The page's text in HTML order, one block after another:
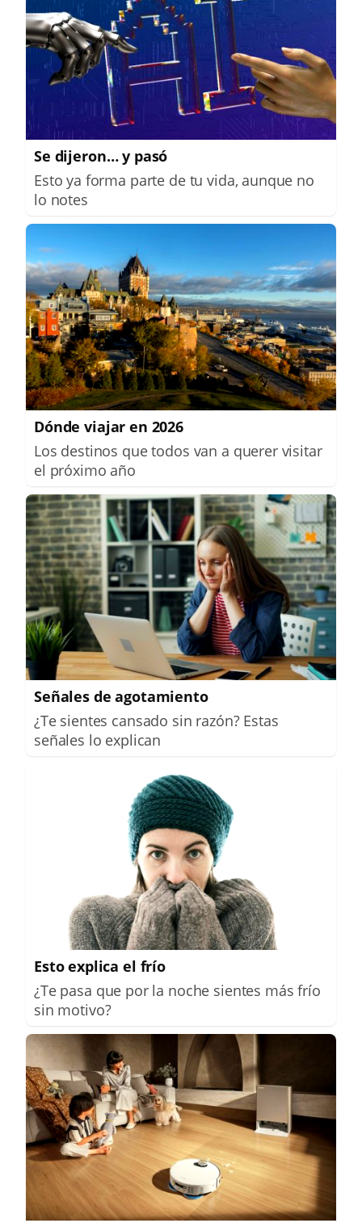
Se dijeron… y pasó
Esto ya forma parte de tu vida, aunque no
lo notes
Dónde viajar en 2026
Los destinos que todos van a querer visitar
el próximo año
Señales de agotamiento
¿Te sientes cansado sin razón? Estas
señales lo explican
Esto explica el frío
¿Te pasa que por la noche sientes más frío
sin motivo?